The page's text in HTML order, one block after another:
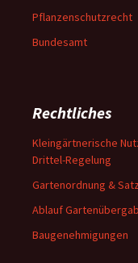
Pflanzenschutzrecht
Bundesamt
Rechtliches
Kleingärtnerische
Drittel-Regelung
Gartenordnung &
Ablauf
Baugenehmigungen